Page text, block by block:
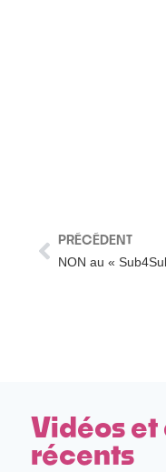
PRÉCÉDENT
Vidéos
récents